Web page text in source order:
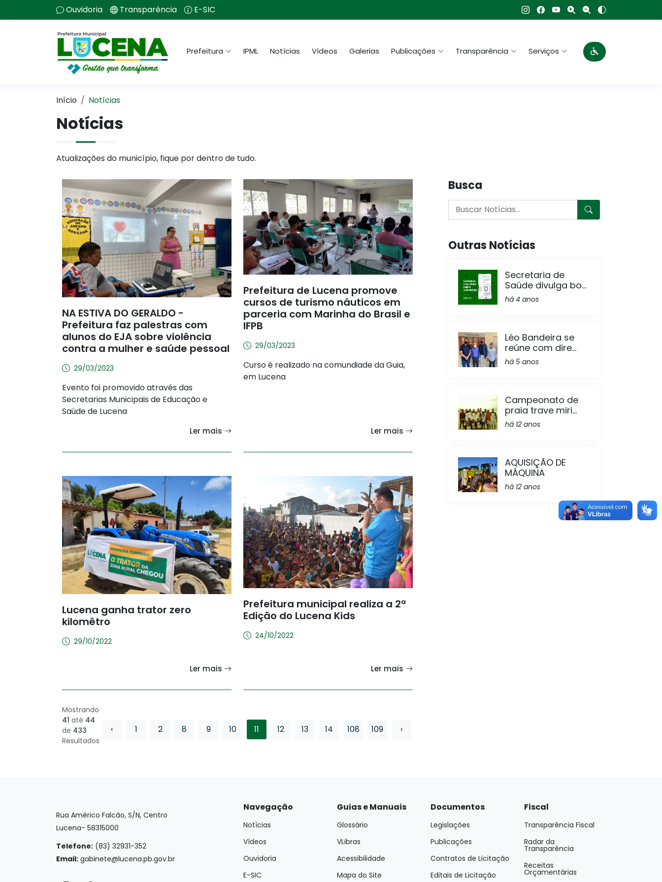
Ouvidoria Transparência E-SIC
Prefeitura IPML Notícias Vídeos Galerias Publicações Transparência Serviços
Início Notícias
Notícias
Atualizações do município, fique por dentro de tudo.
NA ESTIVA DO GERALDO -
Prefeitura faz palestras com
alunos do EJA sobre violência
contra a mulher e saúde pessoal
29/03/2023
Evento foi promovido através das
Secretarias Municipais de Educação e
Saúde de Lucena
Ler mais
Prefeitura de Lucena promove
cursos de turismo náuticos em
parceria com Marinha do Brasil e
IFPB
29/03/2023
Curso é realizado na comundiade da Guia,
em Lucena
Ler mais
Lucena ganha trator zero
kilomêtro
29/10/2022
Ler mais
Prefeitura municipal realiza a 2ª
Edição do Lucena Kids
24/10/2022
Ler mais
Mostrando
41 até 44
de 433
Resultados
‹ 1 2 8 9 10 11 12 13 14 108 109 ›
Busca
Outras Notícias
Secretaria de
Saúde divulga bo...
há 4 anos
Léo Bandeira se
reúne com dire...
há 5 anos
Campeonato de
praia trave miri...
há 12 anos
AQUISIÇÃO DE
MÁQUINA
há 12 anos
Rua Américo Falcão, S/N, Centro
Lucena- 58315000
Telefone: (83) 32931-352
Email: gabinete@lucena.pb.gov.br
Navegação
Notícias
Vídeos
Ouvidoria
E-SIC
Guias e Manuais
Glossário
VLibras
Acessibilidade
Mapa do Site
Documentos
Legislações
Publicações
Contratos de Licitação
Editais de Licitação
Fiscal
Transparência Fiscal
Radar da
Transparência
Receitas
Orçamentárias